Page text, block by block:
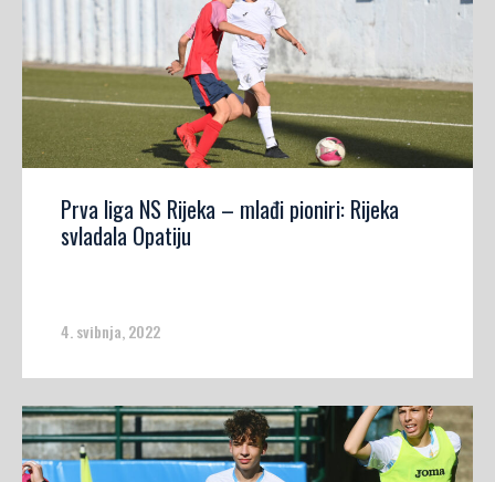
Prva liga NS Rijeka – mlađi pioniri: Rijeka
svladala Opatiju
4. svibnja, 2022